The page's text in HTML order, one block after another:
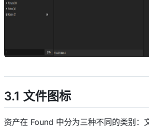
descript
3.1 文件图标
资产在 Found 中分为三种不同的类别：